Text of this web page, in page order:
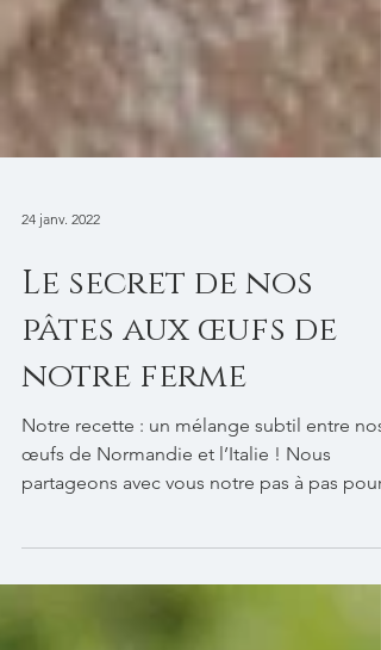
Le secret de nos
pâtes aux œufs de
notre ferme
Notre recette : un mélange subtil entre nos
œufs de Normandie et l’Italie ! Nous
une belle...